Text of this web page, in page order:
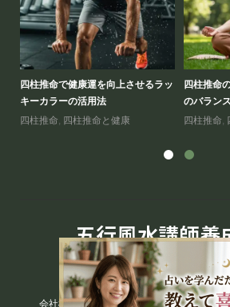
四柱推命で健康運を向上させるラッ
キーカラーの活用法
四柱推命 四柱推命と健康
四柱推命
のバラン
四柱推命
五行風水講師養
会社概要 プライバシーポリシー 特定